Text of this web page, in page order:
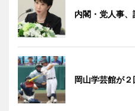
内閣・党人事、
岡山学芸館が